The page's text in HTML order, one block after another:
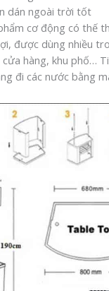
dán ngoài trời tốt
cơ động có thế
được dùng nhiều
hàng, khu phố…
đi các nước bằng